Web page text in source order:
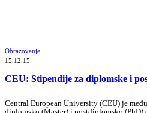
Obrazovanje
15.12.15
CEU: Stipendije za diplomske i
Central European University (CEU) je